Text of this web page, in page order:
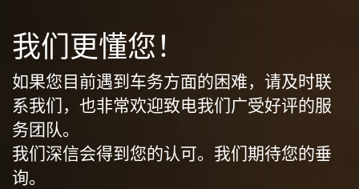
我们更懂您！
如果您目前遇到车务方面的困难，请及时联
系我们，也非常欢迎致电我们广受好评的服
务团队。
我们深信会得到您的认可。我们期待您的垂
询。